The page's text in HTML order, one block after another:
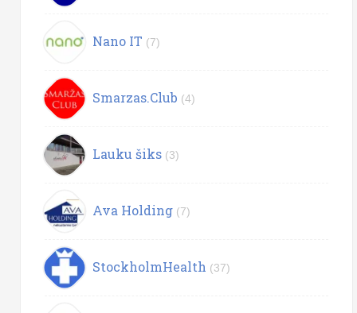
Nano IT (7)
Smarzas.Club (4)
Lauku šiks (3)
Ava Holding (7)
StockholmHealth (37)